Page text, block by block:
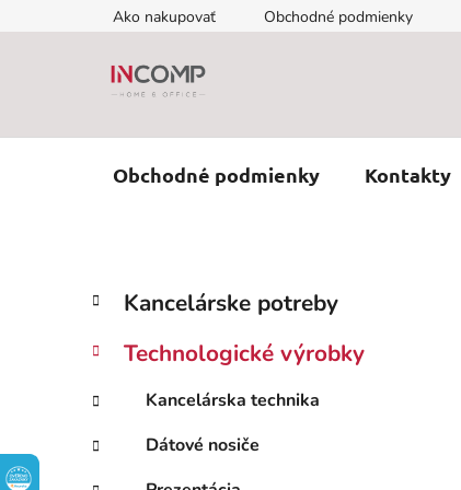
na
Ako nakupovať Obchodné podmienky
Obchodné podmienky Kontakty
B
č
ý
p
a
Preskočiť
kategórie
K
a
e
ó
r
i
e
Kancelárske potreby
Technologické výrobky
Kancelárska technika
Dátové nosiče